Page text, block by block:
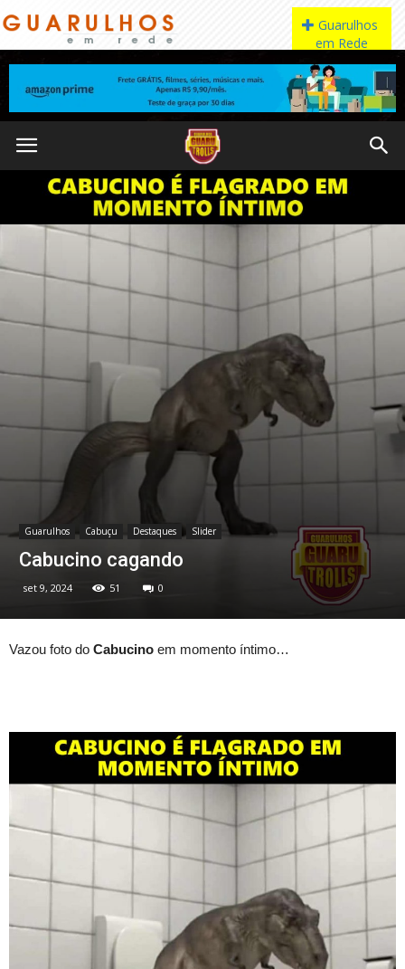
Guarulhos Cabuçu Destaques Slider
Cabucino cagando
set 9, 2024 51 0
Vazou foto do Cabucino em momento íntimo…